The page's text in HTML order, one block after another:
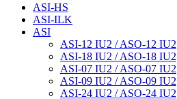
ASI-HS
ASI-ILK
ASI
ASI-12 IU2 / ASO-12 IU2
ASI-18 IU2 / ASO-18 IU2
ASI-07 IU2 / ASO-07 IU2
ASI-09 IU2 / ASO-09 IU2
ASI-24 IU2 / ASO-24 IU2